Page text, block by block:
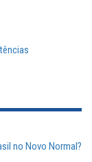
no Novo Normal?